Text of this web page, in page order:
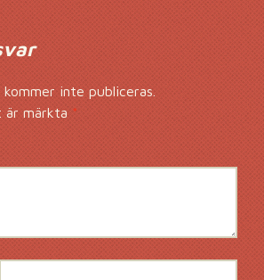
inte publiceras.
är märkta*